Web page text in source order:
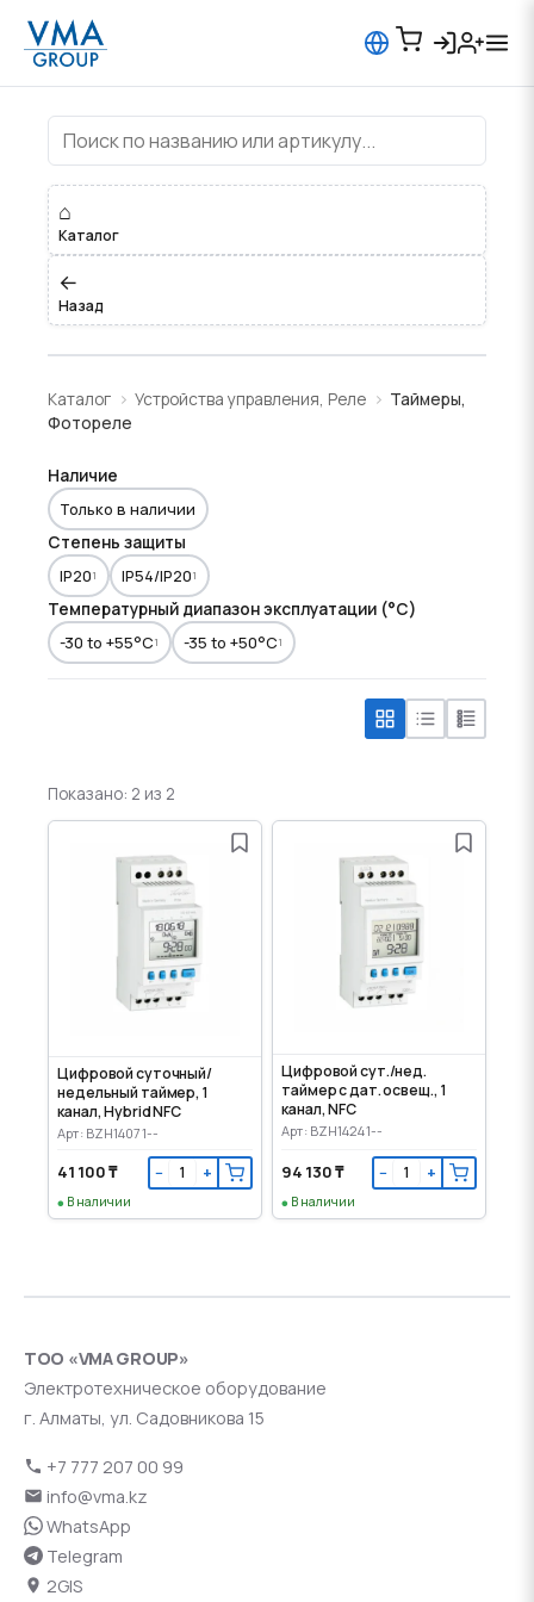
Таймеры, Фотореле
⌂
Каталог
←
Назад
Каталог Устройства управления, Реле
Таймеры,
Фотореле
Наличие
Только в наличии
Степень защиты
IP201 IP54/IP201
Температурный диапазон эксплуатации (°C)
-30 to +55°C1 -35 to +50°C1
Показано: 2 из 2
Цифровой суточный/
недельный таймер, 1
канал, Hybrid NFC
Арт: BZH14071--
41 100 ₸ − +
В наличии
Цифровой сут./нед.
таймер с дат. освещ., 1
канал, NFC
Арт: BZH14241--
94 130 ₸ − +
В наличии
ТОО «VMA GROUP»
Электротехническое оборудование
г. Алматы, ул. Садовникова 15
+7 777 207 00 99
info@vma.kz
WhatsApp
Telegram
2GIS